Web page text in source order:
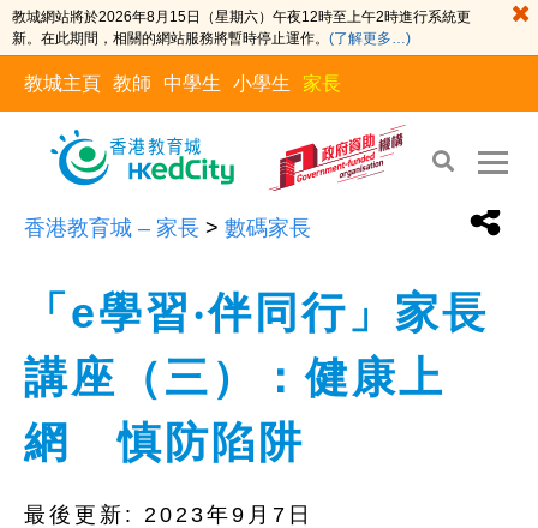
教城網站將於2026年8月15日（星期六）午夜12時至上午2時進行系統更
新。在此期間，相關的網站服務將暫時停止運作。 (了解更多…)
教城主頁 教師 中學生 小學生 家長
香港教育城 – 家長 > 數碼家長
「e學習‧伴同行」家長
講座（三）：健康上
網 慎防陷阱
最後更新: 2023年9月7日